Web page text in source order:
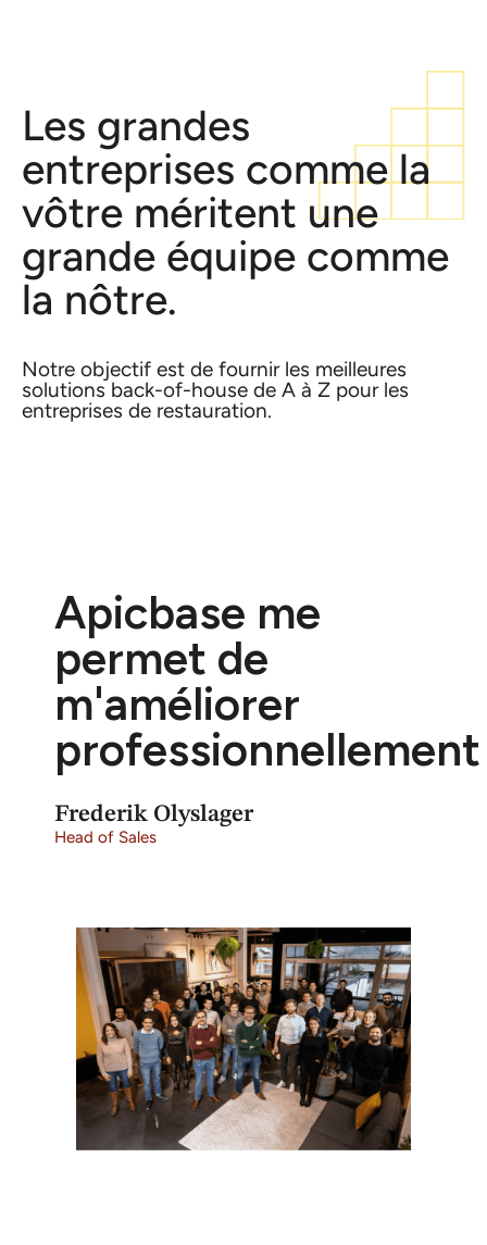
Les grandes
entreprises comme la
vôtre méritent une
grande équipe comme
la nôtre.
Notre objectif est de fournir les meilleures
solutions back-of-house de A à Z pour les
entreprises de restauration.
Apicbase me
permet de
m'améliorer
professionnellement
Frederik Olyslager
Head of Sales